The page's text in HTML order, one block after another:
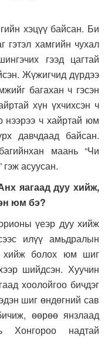
хэцүү байсан. Би
гэтэл хамгийн чухал
гээд цагтай
Жүжигчид дүрдээ
багахан ч гэсэн
хүн үхчихсэн ч
ч хайртай юм
давчдаад байсан.
маань “Чи
гэж асуусан.
яагаад дуу хийж,
юм бэ?
үеэр дуу хийж
илүү амьдралын
хийж болох юм шиг
шийдсэн. Хуучин
хоолойгоо бичдэг
шиг өндөгний сав
өөрөө янзлаад
Хонгороо надтай